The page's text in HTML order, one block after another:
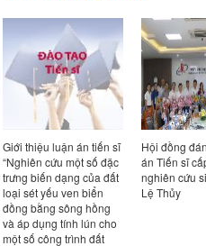
Giới thiệu luận án tiến sĩ
“Nghiên cứu một số đặc
trưng biến dạng của đất
loại sét yếu ven biển
đồng bằng sông hồng
và áp dụng tính lún cho
một số công trình đất
Hội đồng
án Tiến sĩ
nghiên cứu
Lệ Thủy